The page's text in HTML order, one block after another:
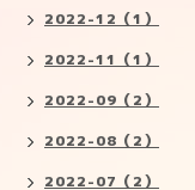
2022-12（1）
2022-11（1）
2022-09（2）
2022-08（2）
2022-07（2）